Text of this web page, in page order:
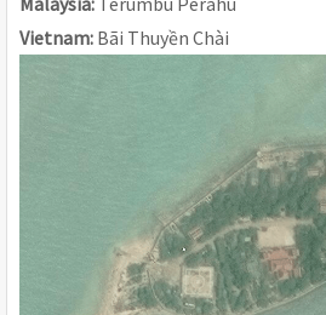
Vietnam: Bãi Thuyền Chài